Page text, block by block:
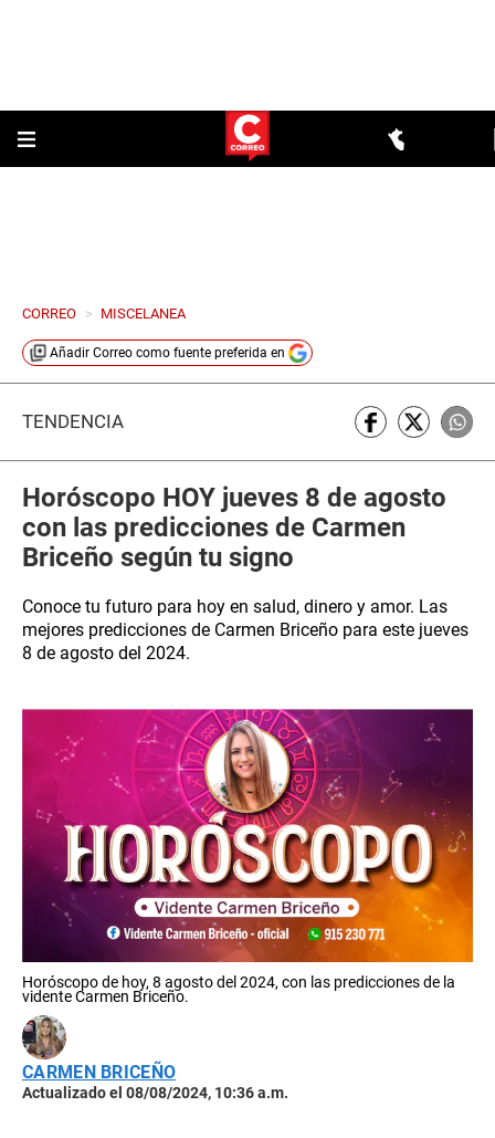
CORREO > MISCELANEA
Añadir Correo como fuente preferida en
TENDENCIA
Horóscopo HOY jueves 8 de agosto
con las predicciones de Carmen
Briceño según tu signo
Conoce tu futuro para hoy en salud, dinero y amor. Las
mejores predicciones de Carmen Briceño para este jueves
8 de agosto del 2024.
Horóscopo de hoy, 8 agosto del 2024, con las predicciones de la
vidente Carmen Briceño.
CARMEN BRICEÑO
Actualizado el 08/08/2024, 10:36 a.m.